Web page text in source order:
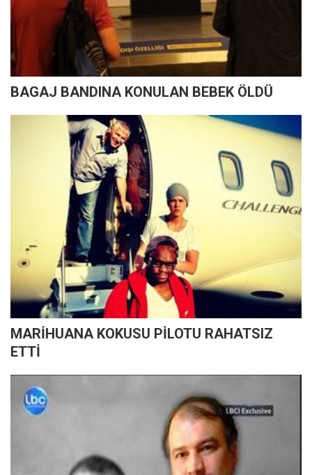
BAGAJ BANDINA KONULAN BEBEK ÖLDÜ
MARİHUANA KOKUSU PİLOTU RAHATSIZ
ETTİ